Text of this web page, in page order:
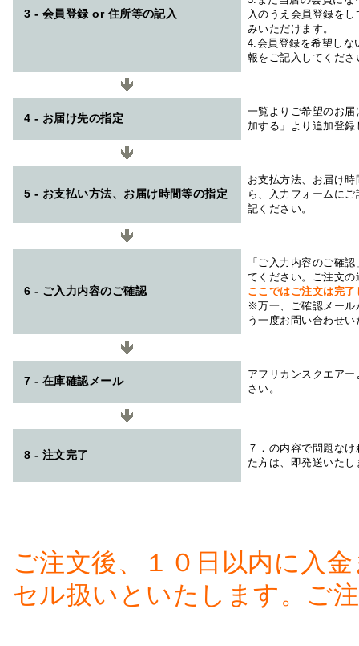
3 - 会員登録 or 住所等の記入
入のうえ会員登録を
みいただけます。
4.会員登録を希望しな
報をご記入してくださ
4 - お届け先の指定
一覧よりご希望のお
加する」より追加登
5 - お支払い方法、お届け時間等の指定
お支払方法、お届け
ら、入力フォームに
記ください。
6 - ご入力内容のご確認
「ご入力内容のご確
てください。ご注文
ここではご注文は完
※万一、ご確認メール
う一度お問い合わせ
7 - 在庫確認メール
アフリカンスクエアー
さい。
8 - 注文完了
７．の内容で問題な
た方は、即発送いたし
ご注文後、１０日以内に入
セル扱いといたします。ご